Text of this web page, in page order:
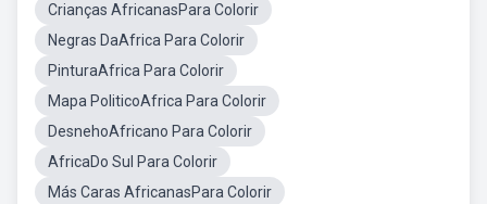
Crianças AfricanasPara Colorir
Negras DaAfrica Para Colorir
PinturaAfrica Para Colorir
Mapa PoliticoAfrica Para Colorir
DesnehoAfricano Para Colorir
AfricaDo Sul Para Colorir
Más Caras AfricanasPara Colorir